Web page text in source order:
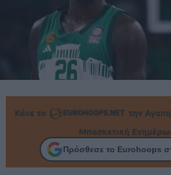
Κάνε το
την
Μπασκετική
Πρόσθεσε το Eurohoops